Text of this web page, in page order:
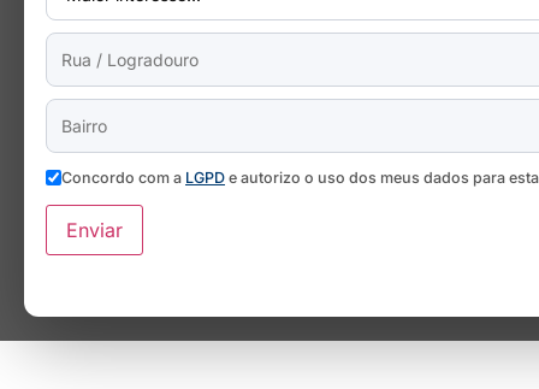
Concordo com a LGPD e autorizo o uso dos meus dados para
Enviar